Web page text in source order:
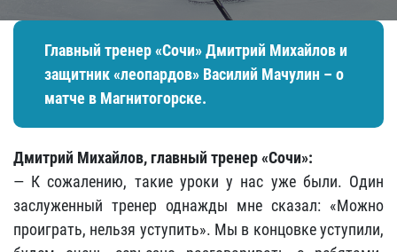
Главный тренер «Сочи» Дмитрий Михайлов и
защитник «леопардов» Василий Мачулин – о
матче в Магнитогорске.
Дмитрий Михайлов, главный тренер «Сочи»:
— К сожалению, такие уроки у нас уже были. Один
заслуженный тренер однажды мне сказал: «Можно
проиграть, нельзя уступить». Мы в концовке уступили,